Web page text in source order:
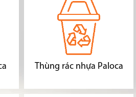
Thùng rác nhựa Paloca